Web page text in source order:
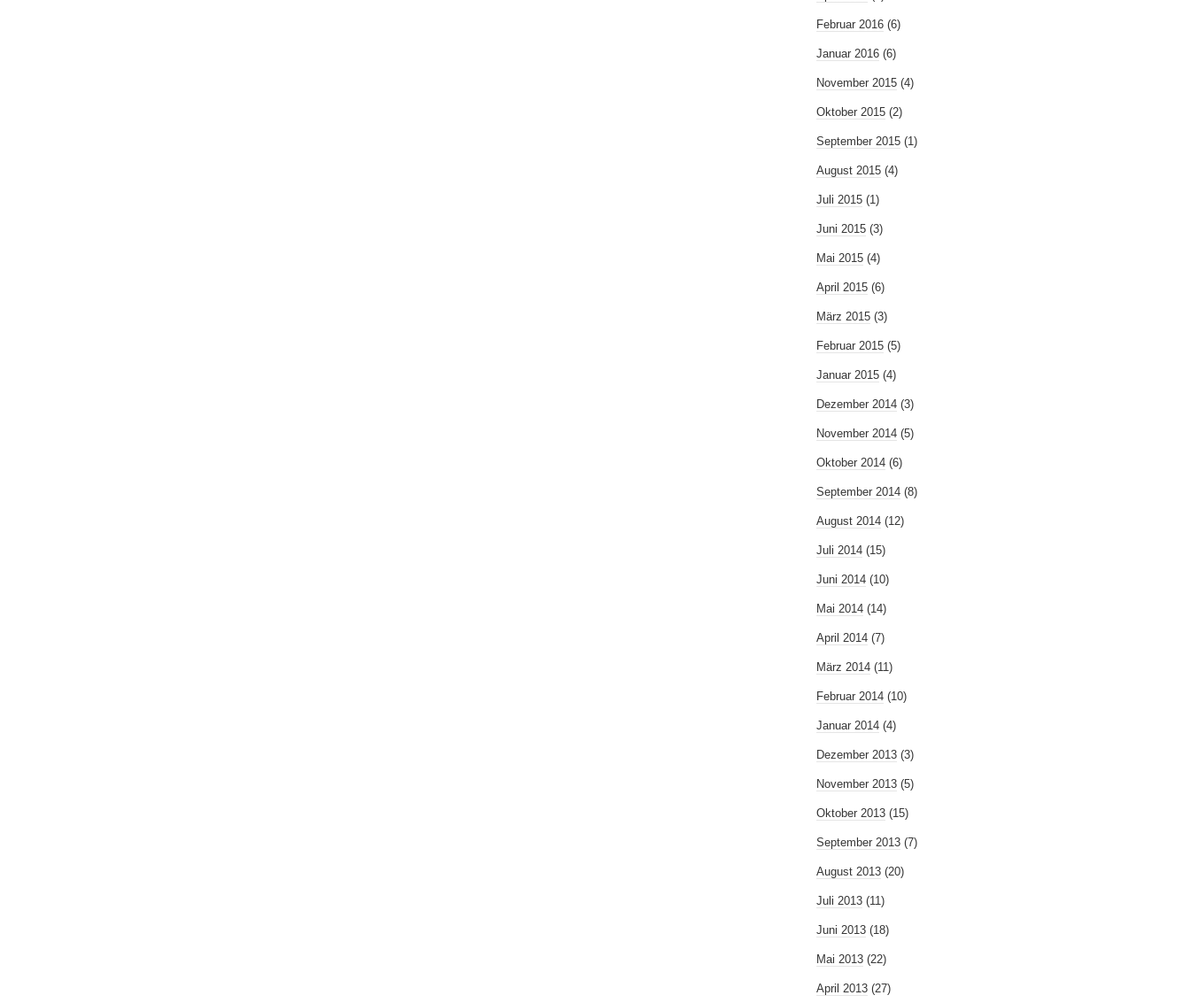
Februar 2016 (6)
Januar 2016 (6)
November 2015 (4)
Oktober 2015 (2)
September 2015 (1)
August 2015 (4)
Juli 2015 (1)
Juni 2015 (3)
Mai 2015 (4)
April 2015 (6)
März 2015 (3)
Februar 2015 (5)
Januar 2015 (4)
Dezember 2014 (3)
November 2014 (5)
Oktober 2014 (6)
September 2014 (8)
August 2014 (12)
Juli 2014 (15)
Juni 2014 (10)
Mai 2014 (14)
April 2014 (7)
März 2014 (11)
Februar 2014 (10)
Januar 2014 (4)
Dezember 2013 (3)
November 2013 (5)
Oktober 2013 (15)
September 2013 (7)
August 2013 (20)
Juli 2013 (11)
Juni 2013 (18)
Mai 2013 (22)
April 2013 (27)